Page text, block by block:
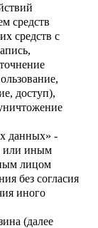
средств
средств с
доступ),
данных» -
или иным
лицом
без согласия
иного
(далее